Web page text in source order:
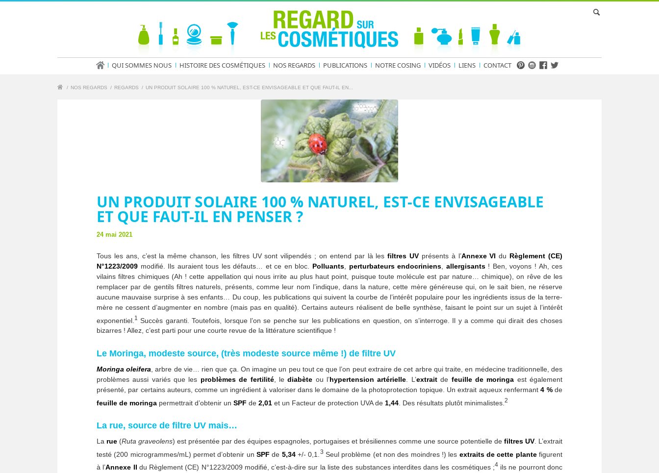
QUI SOMMES NOUS HISTOIRE DES COSMÉTIQUES NOS REGARDS PUBLICATIONS NOTRE COSING VIDÉOS LIENS CONTACT
/ NOS REGARDS / REGARDS / UN PRODUIT SOLAIRE 100 % NATUREL, EST-CE ENVISAGEABLE ET QUE FAUT-IL EN...
UN PRODUIT SOLAIRE 100 % NATUREL, EST-CE ENVISAGEABLE
ET QUE FAUT-IL EN PENSER ?
24 mai 2021
Tous les ans, c’est la même chanson, les filtres UV sont vilipendés ; on entend par là lesfiltres UV présents à l’Annexe VI du Règlement (CE)
N°1223/2009 modifié. Ils auraient tous les défauts… et ce en bloc. Polluants perturbateurs endocriniens allergisants! Ben, voyons ! Ah, ces
vilains filtres chimiques (Ah ! cette appellation qui nous irrite au plus haut point, puisque toute molécule est par nature… chimique), on rêve de les
remplacer par de gentils filtres naturels, présents, comme leur nom l’indique, dans la nature, cette mère généreuse qui, on le sait bien, ne réserve
aucune mauvaise surprise à ses enfants… Du coup, les publications qui suivent la courbe de l’intérêt populaire pour les ingrédients issus de la terre-
mère ne cessent d’augmenter en nombre (mais pas en qualité). Certains auteurs réalisent de belle synthèse, faisant le point sur un sujet à l’intérêt
exponentiel. 1
Succès garanti. Toutefois, lorsque l’on se penche sur les publications en question, on s’interroge. Il y a comme qui dirait des choses
bizarres ! Allez, c’est parti pour une courte revue de la littérature scientifique !
Le Moringa, modeste source, (très modeste source même !) de filtre UV
Moringa oleifera , arbre de vie… rien que ça. On imagine un peu tout ce que l’on peut extraire de cet arbre qui traite, en médecine traditionnelle, des
problèmes aussi variés que les problèmes de fertilité, lediabète ou l’hypertension artérielle . L’extraitde feuille de moringa est également
présenté, par certains auteurs, comme un ingrédient à valoriser dans le domaine de la photoprotection topique. Un extrait aqueux renfermant4 %de
feuille de moringa permettrait d’obtenir un SPF de 2,01 et un Facteur de protection UVA de 1,44 . Des résultats plutôt minimalistes. 2
La rue, source de filtre UV mais…
La rue (Ruta graveolens) est présentée par des équipes espagnoles, portugaises et brésiliennes comme une source potentielle de filtres UV . L’extrait
testé (200 microgrammes/mL) permet d’obtenir unSPF de 5,34+/- 0,1. 3 Seul problème (et non des moindres !) les extraits de cette plantefigurent
à l’Annexe II du Règlement (CE) N°1223/2009 modifié, c’est-à-dire sur la liste des substances interdites dans les cosmétiques ;4ils ne pourront donc